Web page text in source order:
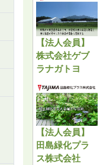
【法人会員】
株式会社ゲブ
ラナガトヨ
【法人会員】
田島緑化プラ
ス株式会社